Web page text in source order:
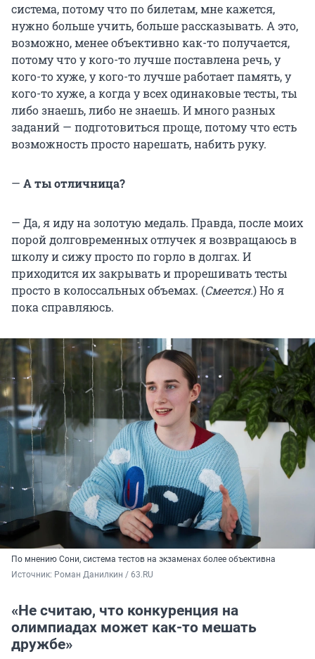
система, потому что по билетам, мне кажется,
нужно больше учить, больше рассказывать. А это,
возможно, менее объективно как-то получается,
потому что у кого-то лучше поставлена речь, у
кого-то хуже, у кого-то лучше работает память, у
кого-то хуже, а когда у всех одинаковые тесты, ты
либо знаешь, либо не знаешь. И много разных
заданий — подготовиться проще, потому что есть
возможность просто нарешать, набить руку.
— А ты отличница?
— Да, я иду на золотую медаль. Правда, после моих
порой долговременных отлучек я возвращаюсь в
школу и сижу просто по горло в долгах. И
приходится их закрывать и прорешивать тесты
просто в колоссальных объемах. (Смеется.) Но я
пока справляюсь.
По мнению Сони, система тестов на экзаменах более объективна
Источник: Роман Данилкин / 63.RU
«Не считаю, что конкуренция на
олимпиадах может как-то мешать
дружбе»